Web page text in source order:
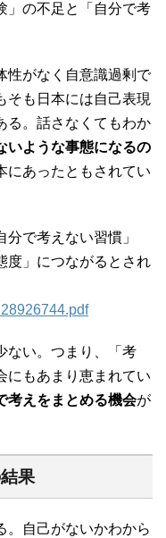
」の不足と「自分で考
性がなく自意識過剰で
そも日本には自己表現
る。話さなくてもわか
いような事態になるの
にあったともされてい
で考えない習慣」
度」につながるとされ
ない。つまり、「考
にもあまり恵まれてい
考えをまとめる機会が
果
。自己がないかわから